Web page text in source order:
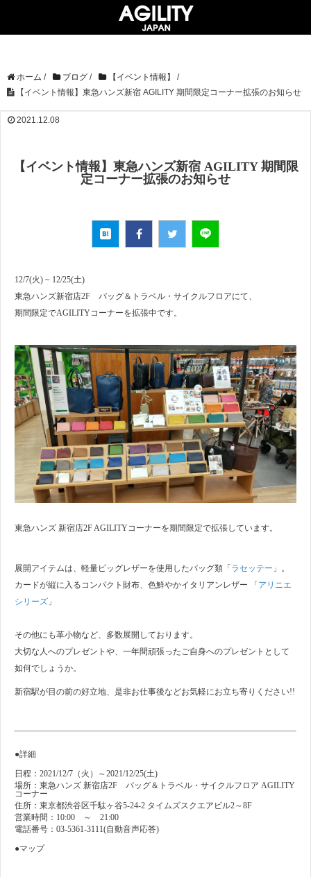
ホーム / ブログ / 【イベント情報】
/
【イベント情報】東急ハンズ新宿 AGILITY 期間限定コーナー拡張のお知らせ
2021.12.08
【イベント情報】東急ハンズ新宿 AGILITY 期間限
定コーナー拡張のお知らせ
12/7(火) ~ 12/25(土)
東急ハンズ新宿店2F バッグ＆トラベル・サイクルフロアにて、
期間限定でAGILITYコーナーを拡張中です。
東急ハンズ 新宿店2F AGILITYコーナーを期間限定で拡張しています。
展開アイテムは、軽量ピッグレザーを使用したバッグ類「 ラセッテー 」。
カードが縦に入るコンパクト財布、色鮮やかイタリアンレザー 「 アリニエ
シリーズ 」
その他にも革小物など、多数展開しております。
大切な人へのプレゼントや、一年間頑張ったご自身へのプレゼントとして
如何でしょうか。
新宿駅が目の前の好立地、是非お仕事後などお気軽にお立ち寄りください!!
●詳細
日程：2021/12/7（火）～2021/12/25(土)
場所：東急ハンズ 新宿店2F バッグ＆トラベル・サイクルフロア AGILITY
コーナー
住所：東京都渋谷区千駄ヶ谷5-24-2 タイムズスクエアビル2～8F
営業時間：10:00 ～ 21:00
電話番号：03-5361-3111(自動音声応答)
●マップ